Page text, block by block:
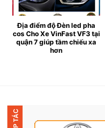
Địa điểm độ Đèn led pha
cos Cho Xe VinFast VF3 tại
quận 7 giúp tầm chiếu xa
hơn